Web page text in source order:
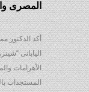
المصرى
أكد الدكتور
اليابانى
الأهرامات
المستجدات